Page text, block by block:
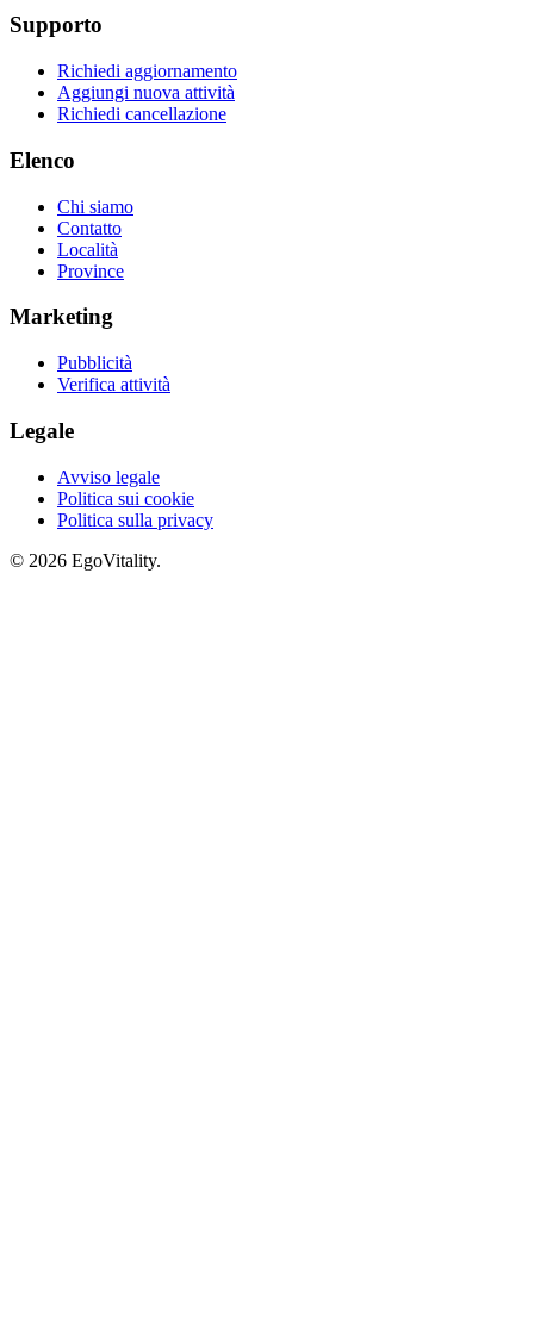
Supporto
Richiedi aggiornamento
Aggiungi nuova attività
Richiedi cancellazione
Elenco
Chi siamo
Contatto
Località
Province
Marketing
Pubblicità
Verifica attività
Legale
Avviso legale
Politica sui cookie
Politica sulla privacy
© 2026 EgoVitality.